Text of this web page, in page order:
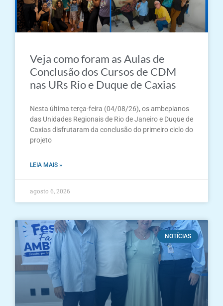
Veja como foram as Aulas de
Conclusão dos Cursos de CDM
nas URs Rio e Duque de Caxias
Nesta última terça-feira (04/08/26), os ambepianos
das Unidades Regionais de Rio de Janeiro e Duque de
Caxias disfrutaram da conclusão do primeiro ciclo do
projeto
LEIA MAIS »
agosto 6, 2026
NOTÍCIAS